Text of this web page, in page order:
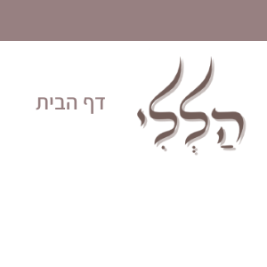
דף הבית